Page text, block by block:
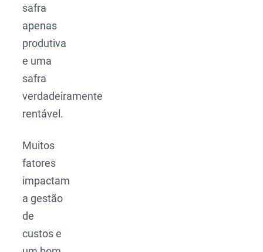
safra
apenas
produtiva
e uma
safra
verdadeiramente
rentável.
Muitos
fatores
impactam
a gestão
de
custos e